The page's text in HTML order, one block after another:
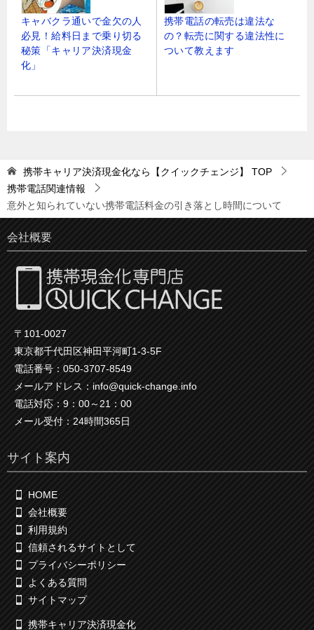
キャバクラ通いで金欠の人
必見！給料日まで乗り切る
秘策「キャリア決済現金
化」
携帯電話の転売は違法な
の？転売に関する違法性に
ついて教えます
携帯キャリア決済現金化なら【クイックチェンジ】
TOP
携帯電話関連情報
意外と知られていない携帯電話料金の引き落とし時間について
会社概要
〒101-0027
東京都千代田区神田平河町1-3-5F
電話番号：050-3707-8549
メールアドレス：info@quick-change.info
電話対応：9：00～21：00
メール受付：24時間365日
サイト案内
HOME
会社概要
利用規約
信頼されるサイトとして
プライバシーポリシー
よくある質問
サイトマップ
携帯キャリア決済現金化